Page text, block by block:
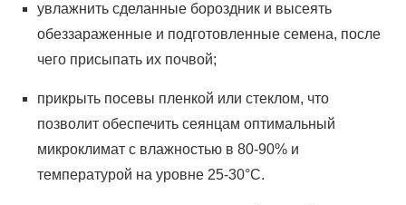
увлажнить сделанные бороздник и высеять
обеззараженные и подготовленные семена, после
чего присыпать их почвой;
прикрыть посевы пленкой или стеклом, что
позволит обеспечить сеянцам оптимальный
микроклимат с влажностью в 80-90% и
температурой на уровне 25-30°C.